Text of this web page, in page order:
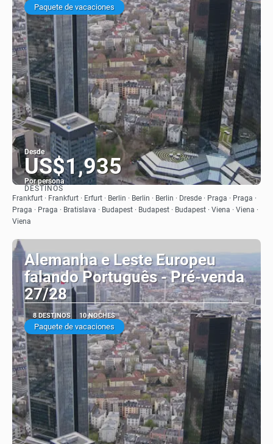
Paquete de vacaciones
Desde
US$1,935
Por persona
Ver
DESTINOS
Frankfurt · Frankfurt · Erfurt · Berlin · Berlin · Berlin · Dresde · Praga · Praga ·
Praga · Praga · Bratislava · Budapest · Budapest · Budapest · Viena · Viena ·
Viena
Alemanha e Leste Europeu
falando Português - Pré-venda
27/28
8 DESTINOS 10 NOCHES
Paquete de vacaciones